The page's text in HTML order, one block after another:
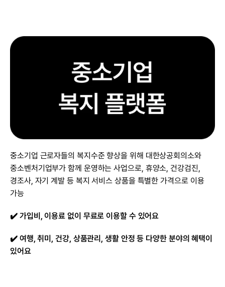
중소기업 근로자들의 복지수준 향상을 위해 대한상공회의소와
중소벤처기업부가 함께 운영하는 사업으로, 휴양소, 건강검진,
경조사, 자기 계발 등 복지 서비스 상품을 특별한 가격으로 이용
가능
✔️ 가입비, 이용료 없이 무료로 이용할 수 있어요
✔️ 여행, 취미, 건강, 상품관리, 생활 안정 등 다양한 분야의 혜택이
있어요